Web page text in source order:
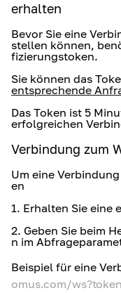
erhalten
Bevor Sie eine
stellen können,
fizierungstoken.
Sie können das
entsprechende
Das Token ist 5
erfolgreichen
Verbindung zum
Um eine
en
1. Erhalten Sie eine
2. Geben Sie beim
n im
Beispiel für eine
omus.com/